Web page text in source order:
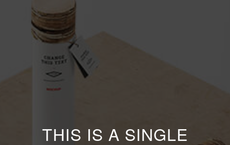
THIS IS A SINGLE